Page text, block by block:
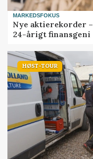
MARKEDSFOKUS
Nye aktierekorder
24-årigt finansgeni
HØST-TOUR